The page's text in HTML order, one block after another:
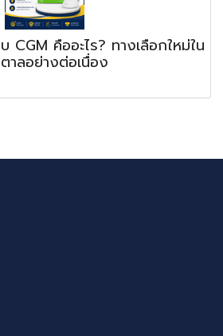
CGM คืออะไร? ทางเลือกใหม่ใน
าลอย่างต่อเนื่อง